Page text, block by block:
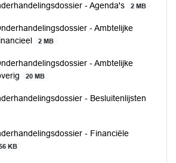
- Agenda's 2 MB
- Ambtelijke
2 MB
- Ambtelijke
20 MB
- Besluitenlijsten
- Financiële
KB